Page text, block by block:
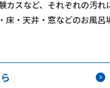
カスなど、それぞれの汚れ
床・天井・窓などのお風呂